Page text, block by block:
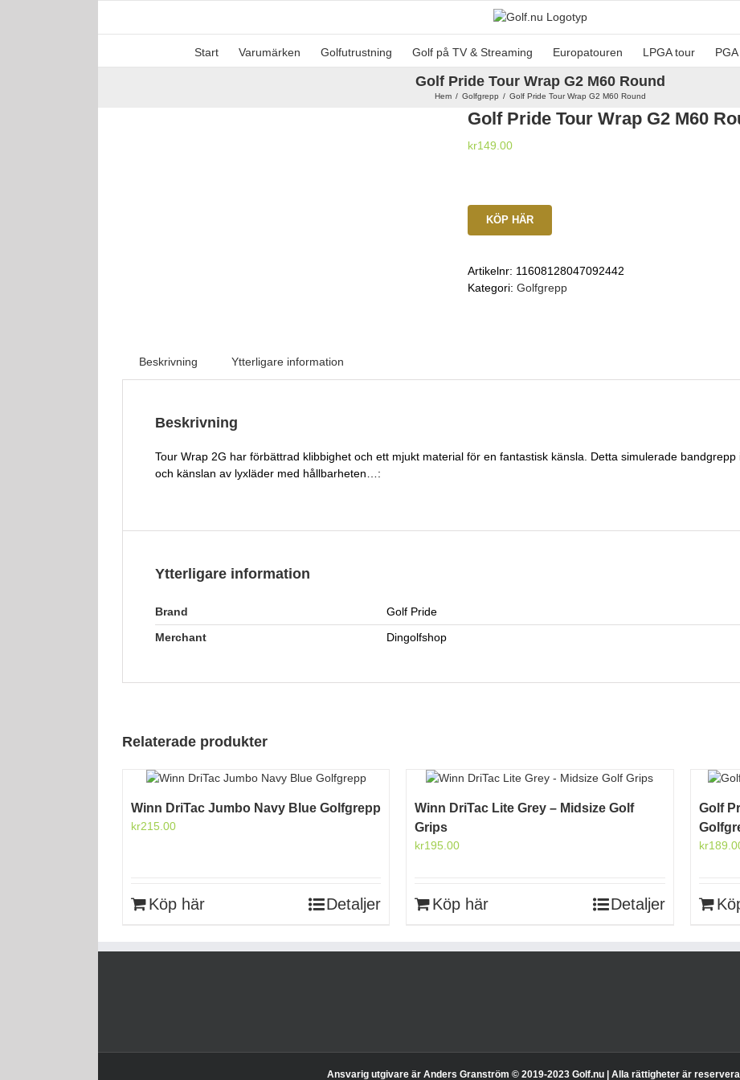
Start
Varumärken Golfutrustning Golf på TV & Streaming Europatouren LPGA tour
Golf Pride Tour Wrap G2 M60 Round
Hem Golfgrepp Golf Pride Tour Wrap G2 M60 Round
Golf Pride Tour Wrap G2 M60
kr149.00
KÖP HÄR
Artikelnr: 11608128047092442
Kategori: Golfgrepp
Beskrivning Ytterligare information
Beskrivning
Tour Wrap 2G har förbättrad klibbighet och ett mjukt material för en fantastisk känsla. Detta simulerade
och känslan av lyxläder med hållbarheten…:
Ytterligare information
Brand
Golf Pride
Merchant
Dingolfshop
Relaterade produkter
Winn DriTac Jumbo Navy Blue Golfgrepp
kr215.00
Köp här Detaljer
Winn DriTac Lite Grey – Midsize Golf
Grips
kr195.00
Köp här Detaljer
Golf
kr
Ansvarig utgivare är Anders Granström © 2019-2023 Golf.nu | Alla rättigheter är